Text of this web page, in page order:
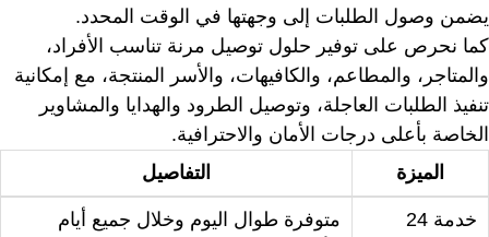
يضمن وصول الطلبات إلى وجهتها في الوقت المحدد.
كما نحرص على توفير حلول توصيل مرنة تناسب الأفراد،
والمتاجر، والمطاعم، والكافيهات، والأسر المنتجة، مع إمكانية
تنفيذ الطلبات العاجلة، وتوصيل الطرود والهدايا والمشاوير
الخاصة بأعلى درجات الأمان والاحترافية.
الميزة
التفاصيل
خدمة 24
متوفرة طوال اليوم وخلال جميع أيام